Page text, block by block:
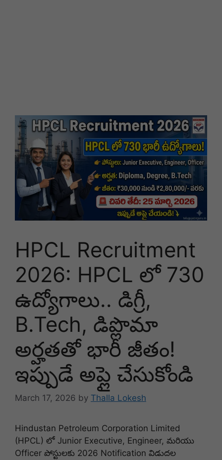
HPCL Recruitment
2026: HPCL లో 730
ఉద్యోగాలు.. డిగ్రీ,
B.Tech, డిప్లొమా
అర్హతతో భారీ జీతం!
ఇప్పుడే అప్లై చేసుకోండి
March 17, 2026 by Thalla Lokesh
Hindustan Petroleum Corporation Limited
(HPCL) లో Junior Executive, Engineer, మరియు
Officer పోస్టులకు 2026 Notification విడుదల